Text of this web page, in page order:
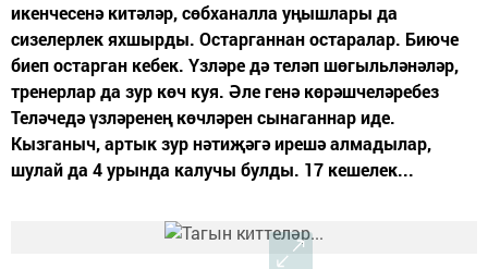
икенчесенә китәләр, сөбханалла уңышлары да
сизелерлек яхшырды. Остарганнан остаралар. Биюче
биеп остарган кебек. Үзләре дә теләп шөгыльләнәләр,
тренерлар да зур көч куя. Әле генә көрәшчеләребез
Теләчедә үзләренең көчләрен сынаганнар иде.
Кызганыч, артык зур нәтиҗәгә ирешә алмадылар,
шулай да 4 урында калучы булды. 17 кешелек...